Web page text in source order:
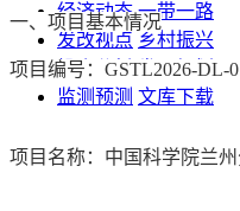
经济动态 一带一路
发改视点 乡村振兴
投资分析 发展规划
监测预测 文库下载
一、项目基本情况
项目编号： GSTL2026-DL-
项目名称：中国科学院兰